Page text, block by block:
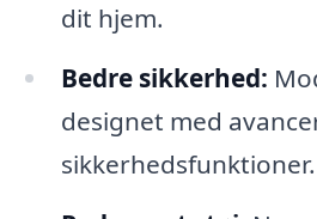
dit hjem.
Bedre sikkerhed:
designet med
sikkerhedsfunktioner.